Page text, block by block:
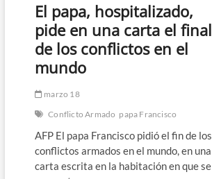
El papa, hospitalizado,
pide en una carta el final
de los conflictos en el
mundo
marzo 18
Conflicto Armado papa Francisco
AFP El papa Francisco pidió el fin de los
conflictos armados en el mundo, en una
carta escrita en la habitación en que se